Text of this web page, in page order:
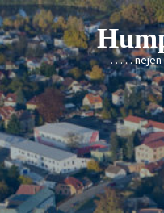
Skip
to
content
. . . . .